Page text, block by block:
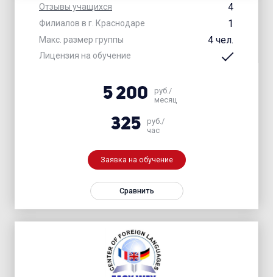
Отзывы учащихся 4
Филиалов в г. Краснодаре 1
Макс. размер группы 4 чел.
Лицензия на обучение
5 200
руб./
месяц
325
руб./
час
Заявка на обучение
Сравнить